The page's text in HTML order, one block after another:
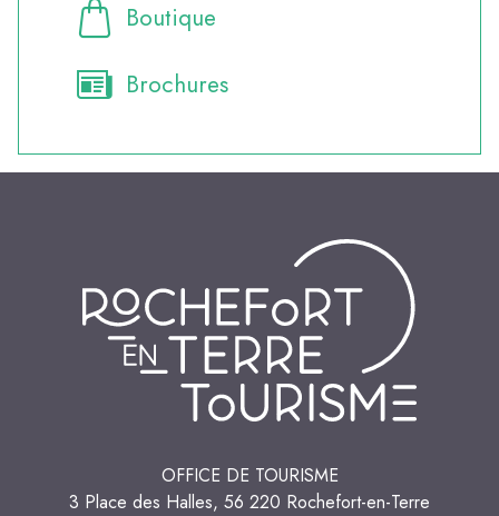
Boutique
Brochures
OFFICE DE TOURISME
3 Place des Halles, 56 220 Rochefort-en-Terre